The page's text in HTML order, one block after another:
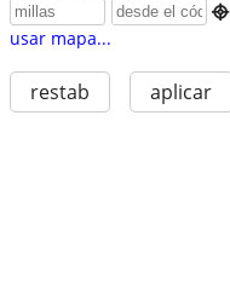

usar mapa...
restab aplicar